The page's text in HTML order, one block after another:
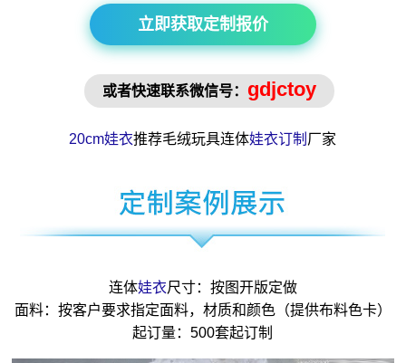
立即获取定制报价
或者快速联系微信号： gdjctoy
20cm娃衣推荐毛绒玩具连体娃衣订制 厂家
连体娃衣尺寸：按图开版定做
面料：按客户要求指定面料，材质和颜色（提供布料色卡）
起订量：500套起订制